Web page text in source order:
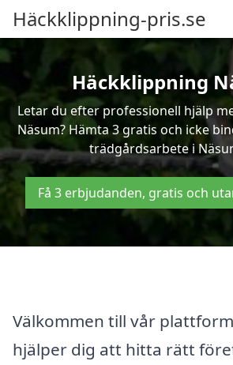
Häckklippning-pris.se
Häckklippning
Letar du efter professionell hjälp
Näsum? Hämta 3 gratis och icke
trädgårdsarbete i
Få 3 erbjudanden, gratis och
Välkommen till vår
hjälper dig att hitta rätt